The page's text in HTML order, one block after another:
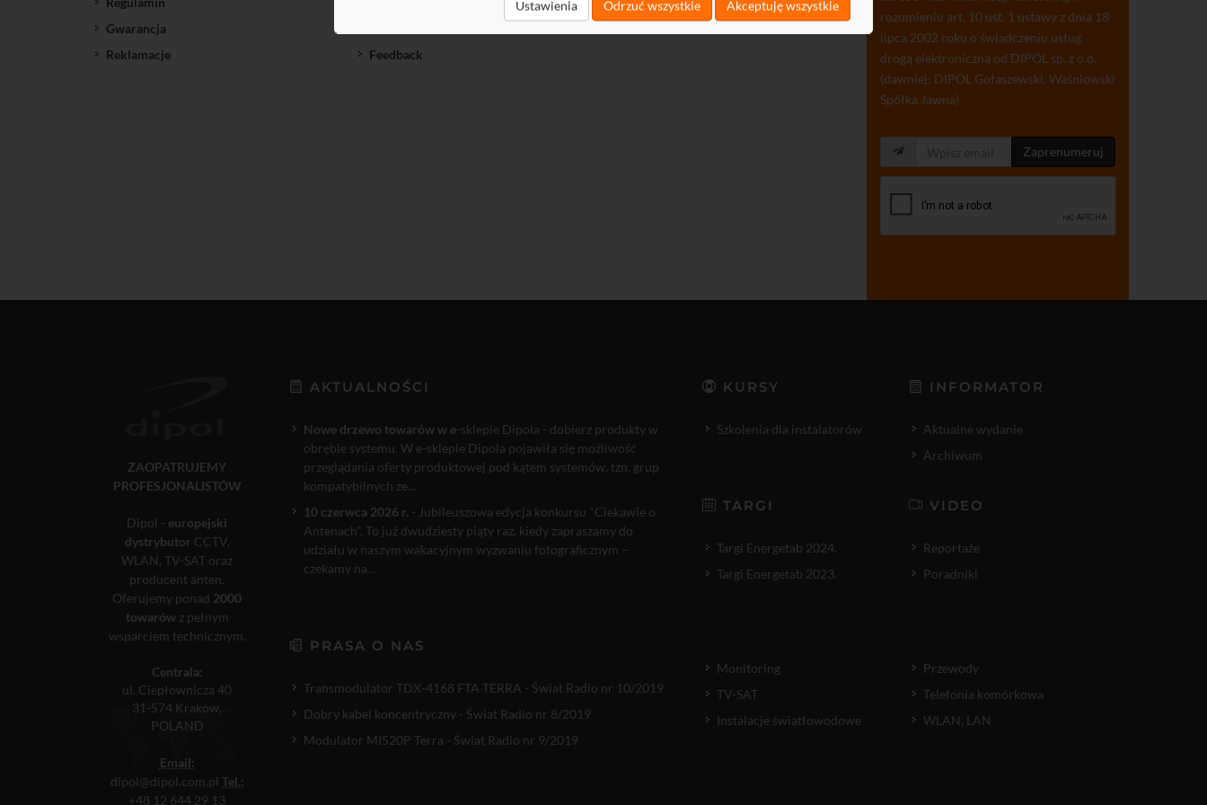
Ustawienia Odrzuć wszystkie Akceptuję wszystkie
Gwarancja
Reklamacje
Feedback
rozumieniu art. 10 ust. 1 ustawy z dnia 18
lipca 2002 roku o świadczeniu usług
drogą elektroniczną od DIPOL sp. z o.o.
(dawniej: DIPOL Gołaszewski, Waśniowski
Spółka Jawna)
Zaprenumeruj
ZAOPATRUJEMY
PROFESJONALISTÓW
Dipol - europejski
dystrybutor CCTV,
WLAN, TV-SAT oraz
producent anten.
Oferujemy ponad 2000
towarówz pełnym
wsparciem technicznym.
Centrala:
ul. Ciepłownicza 40
31-574 Kraków,
POLAND
Email:
dipol@dipol.com.pl Tel.:
+48 12 644 29 13
AKTUALNOŚCI
Nowe drzewo towarów w e-sklepie Dipola - dobierz produkty w
obrębie systemu. W e-sklepie Dipola pojawiła się możliwość
przeglądania oferty produktowej pod kątem systemów, tzn. grup
kompatybilnych ze...
10 czerwca 2026 r. - Jubileuszowa edycja konkursu "Ciekawie o
Antenach". To już dwudziesty piąty raz, kiedy zapraszamy do
udziału w naszym wakacyjnym wyzwaniu fotograficznym –
czekamy na...
PRASA O NAS
Transmodulator TDX-4168 FTA TERRA - Świat Radio nr 10/2019
Dobry kabel koncentryczny - Świat Radio nr 8/2019
Modulator MI520P Terra - Świat Radio nr 9/2019
KURSY
Szkolenia dla instalatorów
TARGI
Targi Energetab 2024.
Targi Energetab 2023.
INFORMATOR
Aktualne wydanie
Archiwum
VIDEO
Reportaże
Poradniki
Monitoring
TV-SAT
Instalacje światłowodowe
Przewody
Telefonia komórkowa
WLAN, LAN